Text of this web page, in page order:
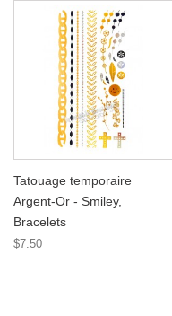
Tatouage temporaire
Argent-Or - Smiley,
Bracelets
$7.50